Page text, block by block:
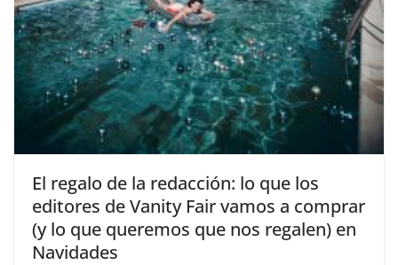
​El regalo de la redacción: lo que los
editores de Vanity Fair vamos a comprar
(y lo que queremos que nos regalen) en
Navidades